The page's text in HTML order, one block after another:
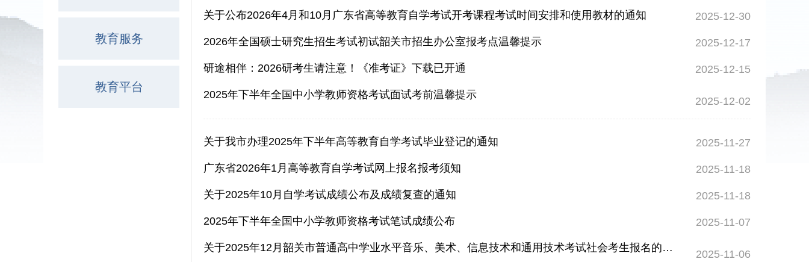
教育服务
教育平台
关于公布2026年4月和10月广东省高等教育自学考试开考课程考试时间安排和使用教材的通知 2025-12-30
2026年全国硕士研究生招生考试初试韶关市招生办公室报考点温馨提示 2025-12-17
研途相伴：2026研考生请注意！《准考证》下载已开通 2025-12-15
2025年下半年全国中小学教师资格考试面试考前温馨提示
2025-12-02
关于我市办理2025年下半年高等教育自学考试毕业登记的通知 2025-11-27
广东省2026年1月高等教育自学考试网上报名报考须知 2025-11-18
关于2025年10月自学考试成绩公布及成绩复查的通知 2025-11-18
2025年下半年全国中小学教师资格考试笔试成绩公布 2025-11-07
关于2025年12月韶关市普通高中学业水平音乐、美术、信息技术和通用技术考试社会考生报名的通知
2025-11-06